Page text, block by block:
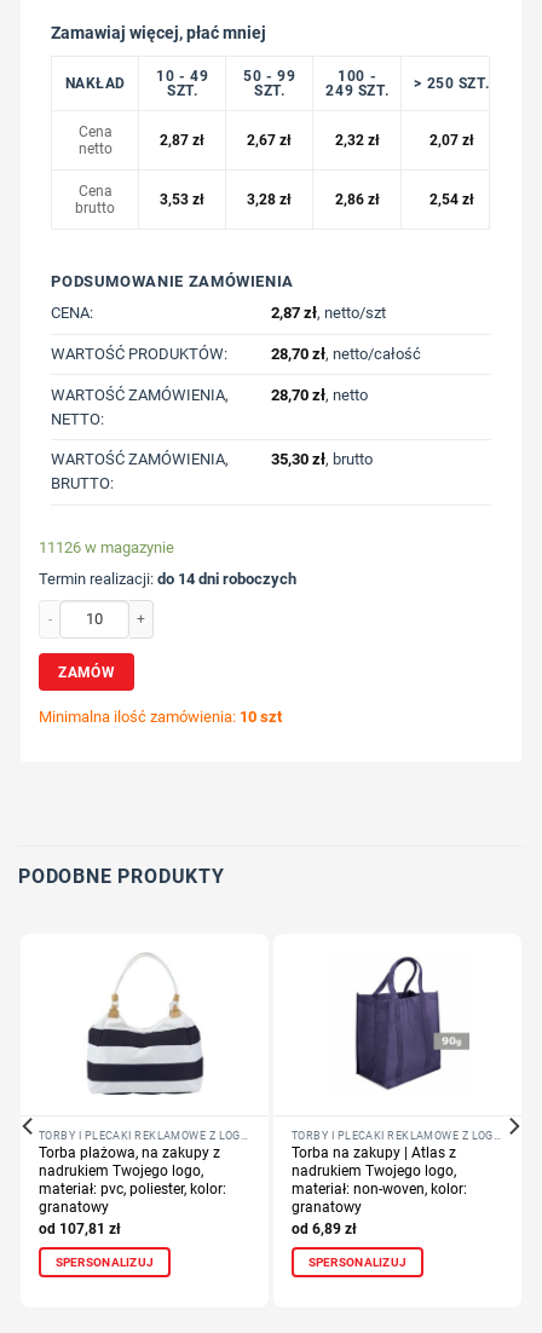
Zamawiaj więcej, płać mniej
NAKŁAD
10 - 49
SZT.
50 - 99
SZT.
100 -
249 SZT.
> 250 SZT.
Cena
netto
2,87zł 2,67zł 2,32 zł 2,07 zł
Cena
brutto
3,53zł 3,28zł 2,86 zł 2,54 zł
PODSUMOWANIE ZAMÓWIENIA
CENA:
2,87 zł, netto/szt
WARTOŚĆ PRODUKTÓW: 28,70 zł, netto/całość
WARTOŚĆ ZAMÓWIENIA,
NETTO:
28,70 zł, netto
WARTOŚĆ ZAMÓWIENIA,
BRUTTO:
35,30 zł, brutto
11126 w magazynie
Termin realizacji:do 14 dni roboczych
ZAMÓW
Minimalna ilość zamówienia: 10 szt
PODOBNE PRODUKTY
TORBY I PLECAKI REKLAMOWE Z LOGO FIRMY
Torba plażowa, na zakupy z
nadrukiem Twojego logo,
materiał: pvc, poliester, kolor:
granatowy
107,81 zł
SPERSONALIZUJ
TORBY I PLECAKI REKLAMOWE Z LOGO FIRMY
Torba na zakupy | Atlas z
nadrukiem Twojego logo,
materiał: non-woven, kolor:
granatowy
6,89 zł
SPERSONALIZUJ